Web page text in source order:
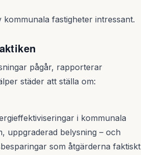
fastigheter intressant.
pågår, rapporterar
städer att ställa om:
i kommunala
uppgraderad belysning – och
som åtgärderna faktiskt